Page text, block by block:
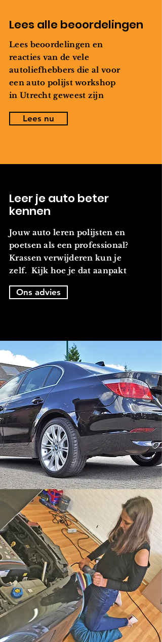
Lees alle beoordelingen
Lees beoordelingen en
reacties van de vele
autoliefhebbers die al voor
een auto polijst workshop
in Utrecht geweest zijn
Lees nu
Leer je auto beter
kennen
Jouw auto leren polijsten en
poetsen als een professional?
Krassen verwijderen kun je
zelf. Kijk hoe je dat aanpakt
Ons advies